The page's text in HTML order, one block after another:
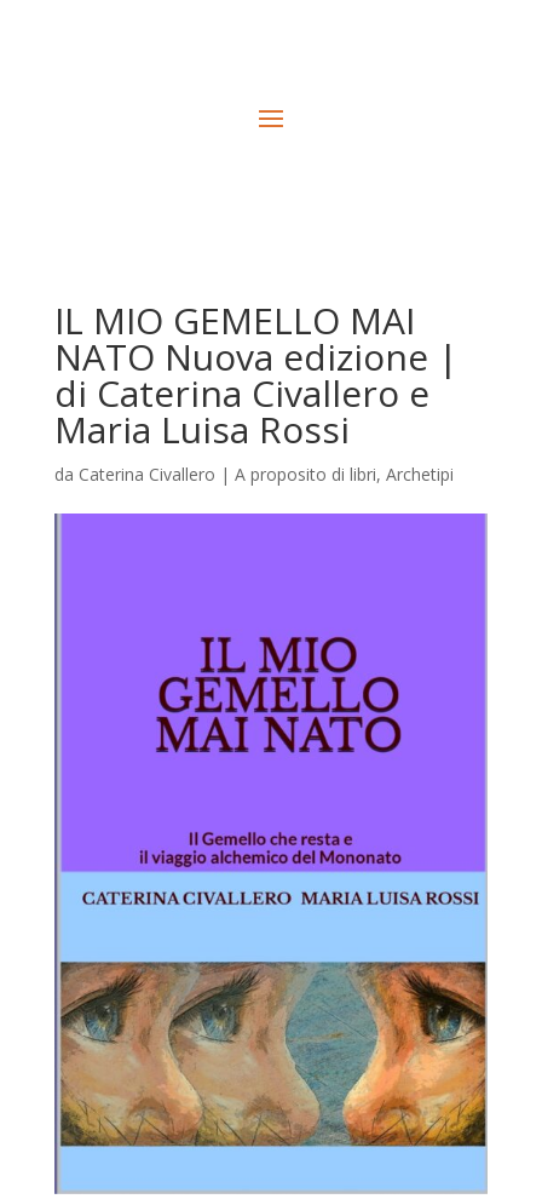
IL MIO GEMELLO MAI
NATO Nuova edizione |
di Caterina Civallero e
Maria Luisa Rossi
da Caterina Civallero | A proposito di libri, Archetipi